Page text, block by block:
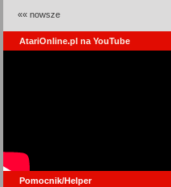
«« nowsze
AtariOnline.pl na YouTube
Pomocnik/Helper